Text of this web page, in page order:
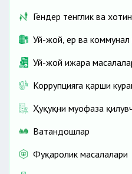
Гендер тенглик ва
Уй-жой, ер ва коммунал
Уй-жой ижара
Коррупцияга қарши
Ҳуқуқни муҳофаза
Ватандошлар
Фуқаролик масалалари